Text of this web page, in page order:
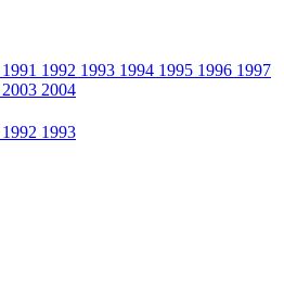
1991 1992 1993 1994 1995 1996 1997
2003 2004
1992 1993